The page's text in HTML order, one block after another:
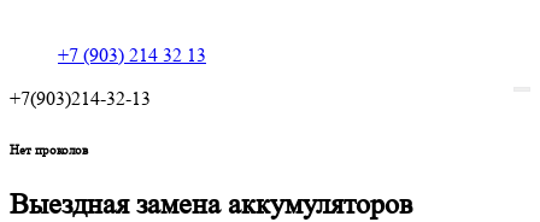
+7 (903) 214 32 13
+7(903)214-32-13
Нет проколов
Выездная замена аккумуляторов